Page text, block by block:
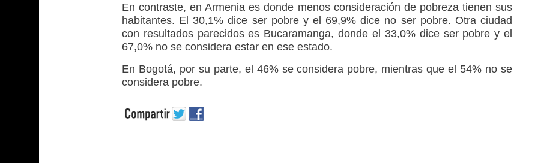
En contraste, en Armenia es donde menos consideración de pobreza tienen sus
habitantes. El 30,1% dice ser pobre y el 69,9% dice no ser pobre. Otra ciudad
con resultados parecidos es Bucaramanga, donde el 33,0% dice ser pobre y el
67,0% no se considera estar en ese estado.
En Bogotá, por su parte, el 46% se considera pobre, mientras que el 54% no se
considera pobre.